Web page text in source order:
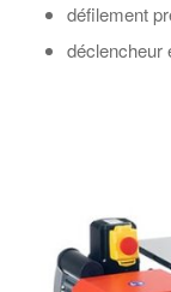
défilement
déclencheur